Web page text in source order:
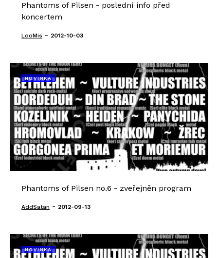
Phantoms of Pilsen - poslední info před
koncertem
LooMis - 2012-10-03
NOVINKA
Phantoms of Pilsen no.6 - zveřejněn program
AddSatan - 2012-09-13
NOVINKA